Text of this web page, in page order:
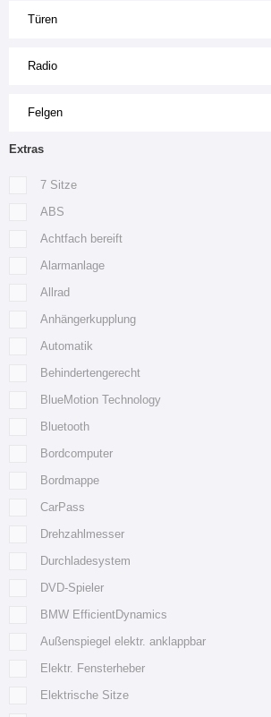
Türen
Radio
Felgen
Extras
7 Sitze
ABS
Achtfach bereift
Alarmanlage
Allrad
Anhängerkupplung
Automatik
Behindertengerecht
BlueMotion Technology
Bluetooth
Bordcomputer
Bordmappe
CarPass
Drehzahlmesser
Durchladesystem
DVD-Spieler
BMW EfficientDynamics
Außenspiegel elektr. anklappbar
Elektr. Fensterheber
Elektrische Sitze